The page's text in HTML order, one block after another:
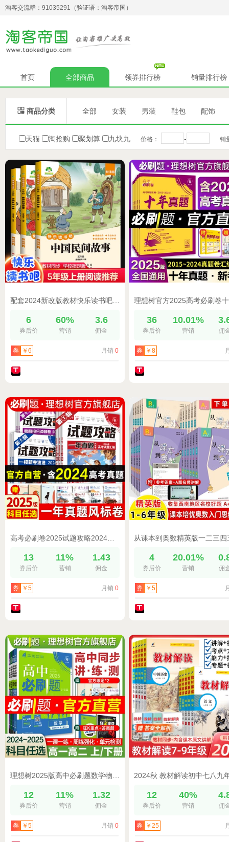
淘客交流群：91035291（验证语：淘客帝国）
首页 全部商品 领券排行榜 销量排行榜
 商品分类 全部 女装 男装 鞋包 配饰
天猫 淘抢购 聚划算 九块九 价格： - 销
6
券后价
60%
营销
3.6
佣金
券 ￥6 月销 0
36
券后价
10.01%
营销 佣
券 ￥8
13
券后价
11%
营销
1.43
佣金
券 ￥5 月销 0
4
券后价
20.01%
营销 佣
券 ￥5
12
券后价
11%
营销
1.32
佣金
券 ￥5 月销 0
12
券后价
40%
营销 佣
券 ￥25